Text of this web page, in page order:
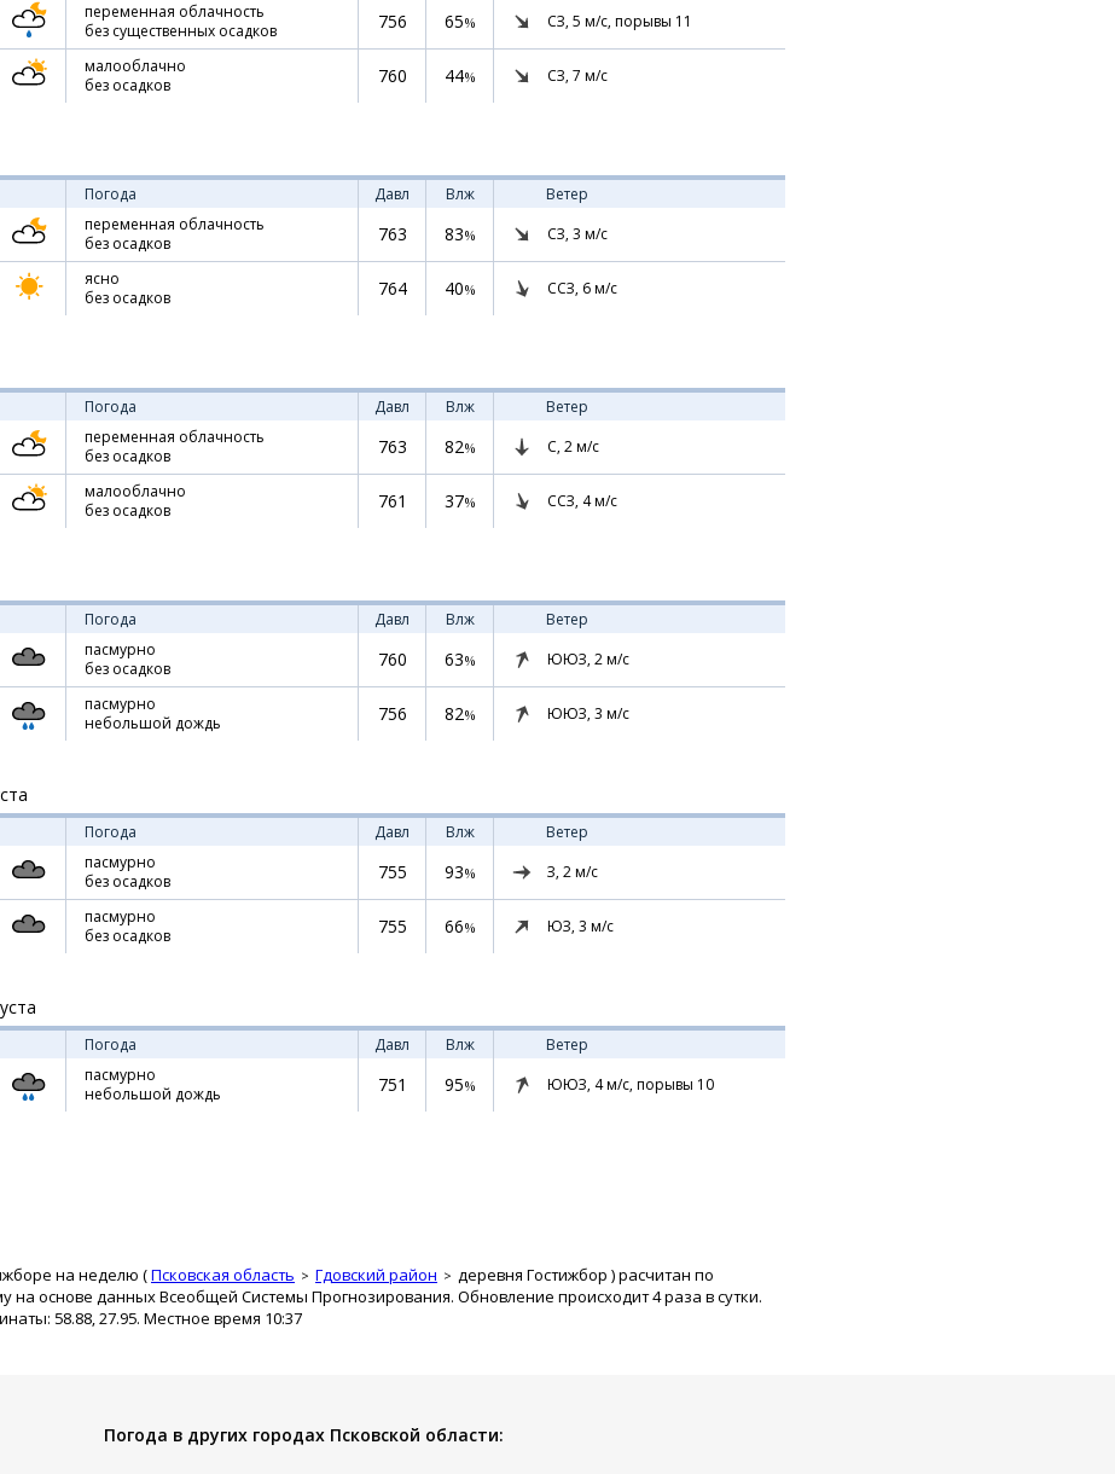
переменная облачность
без существенных осадков
756 65% СЗ, 5 м/с, порывы 11
малооблачно
без осадков
760 44% СЗ, 7 м/с
Погода Давл Влж
Ветер
переменная облачность
без осадков
763 83% СЗ, 3 м/с
ясно
без осадков
764 40% ССЗ, 6м/с
Погода Давл Влж
Ветер
переменная облачность
без осадков
763 82% С, 2м/с
малооблачно
без осадков
761 37% ССЗ, 4м/с
Погода Давл Влж
Ветер
пасмурно
без осадков
760 63% ЮЮЗ, 2м/с
пасмурно
небольшой дождь
756 82% ЮЮЗ, 3 м/с
Погода Давл Влж
Ветер
пасмурно
без осадков
755 93% З, 2м/с
пасмурно
без осадков
755 66% ЮЗ, 3 м/с
Погода Давл Влж
Ветер
пасмурно
небольшой дождь
751 95% ЮЮЗ, 4м/с, порывы 10
на неделю (Псковская область Гдовский район деревня Гостижбор ) расчитан по
на основе данных Всеобщей Системы Прогнозирования. Обновление происходит 4 раза в сутки.
58.88, 27.95. Местное время 10:37
Погода в других городах Псковской области: